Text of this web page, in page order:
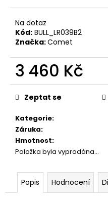
Na dotaz
Kód: BULL_LR039B2
Značka:Comet
3 460 Kč
Měrná
cena:
Kategorie:
Záruka:
Hmotnost:
Položka byla vyprodána…
Zeptat se
Popis Hodnocení
o
p
o
u
u
e
m
e
STARTOVACÍ
FIOCCHI
8MM
500